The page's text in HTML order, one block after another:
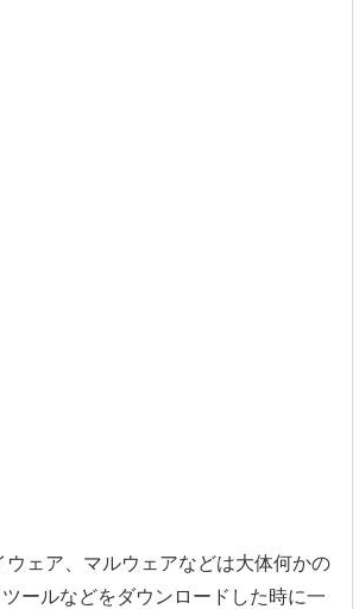
ェア、 マルウェアなどは大体何かの
ールなどをダウンロードした時に一